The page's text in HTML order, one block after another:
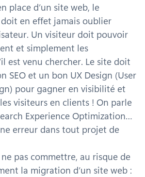
place d’un site web, le
en effet jamais oublier
Un visiteur doit pouvoir
et simplement les
est venu chercher. Le site doit
SEO et un bon UX Design (User
pour gagner en visibilité et
visiteurs en clients ! On parle
Experience Optimization…
erreur dans tout projet de
pas commettre, au risque de
la migration d’un site web :